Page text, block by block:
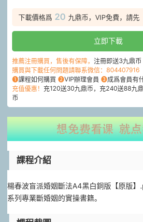
下載價格爲 20 九鼎币，VIP免費，請先
立即下載
推薦注冊購買，售後有保障， 注冊即送3九鼎币
購買與下載任何問題請聯系微信：804407916
❶課程如何購買 ❷VIP辦理會員 ❸成爲會員有
充值優惠！ 充120送30九鼎币，充240送88九
币
課程介紹
楊春波盲派婚姻斷法A4黑白銅版【原版
系列專業斷婚姻的實操書籍。